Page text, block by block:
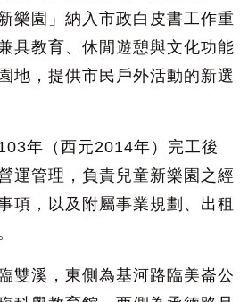
樂園」納入市政白皮書工作重
具教育、休閒遊憩與文化功能
地，提供市民戶外活動的新選
年（西元2014年）完工後
運管理，負責兒童新樂園之經
項，以及附屬事業規劃、出租
雙溪，東側為基河路臨美崙公